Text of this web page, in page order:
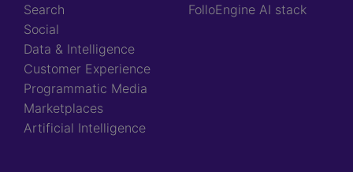
Search
Social
Data & Intelligence
Customer Experience
Programmatic Media
Marketplaces
Artificial Intelligence
FolloEngine AI stack